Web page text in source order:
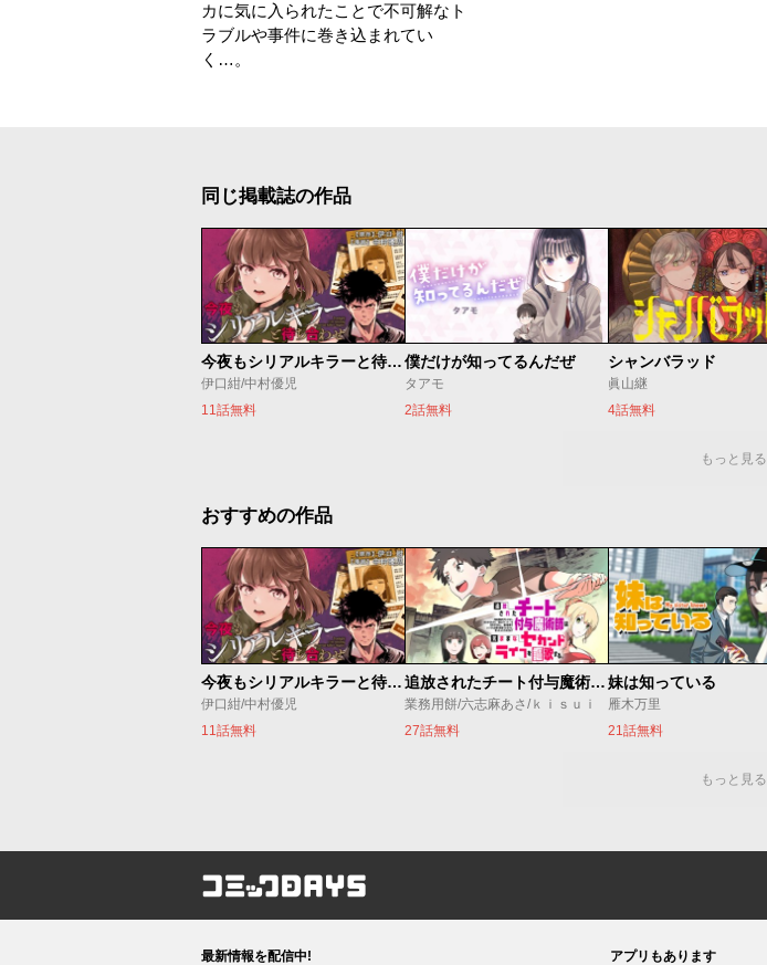
カに気に入られたことで不可解なト
ラブルや事件に巻き込まれてい
く…。
同じ掲載誌の作品
今夜もシリアルキラーと待ち合わせ
伊口紺/中村優児
11話無料
僕だけが知ってるんだぜ
タアモ
2話無料
シャンバラッド
眞山継
4話無料
もっと見る
おすすめの作品
今夜もシリアルキラーと待ち合わせ
伊口紺/中村優児
11話無料
追放されたチート付与魔術師は気ままなセカンドライフを謳歌する。 ～俺は武器だけじゃなく、あらゆるものに『強化ポイント』を付与できるし、俺の意思でいつでも効果を解除できるけど、残った人たち大丈夫？～
業務用餅/六志麻あさ/ｋｉｓｕｉ
27話無料
妹は知っている
雁木万里
21話無料
もっと見る
コミックDAYS
最新情報を配信中! アプリもあります